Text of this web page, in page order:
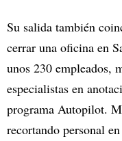
Su salida también
cerrar una oficina en
unos 230 empleados,
especialistas en
programa Autopilot.
recortando personal